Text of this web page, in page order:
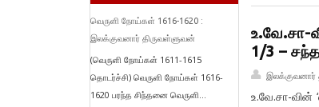
உ.வே.சா-
1/3 –
இலக்குவனார்
உ.வே.சா-வின்
வெருளி நோய்கள் 1616-1620 :
இலக்குவனார் திருவள்ளுவன்
(வெருளி நோய்கள் 1611-1615
தொடர்ச்சி) வெருளி நோய்கள் 1616-
1620 பரந்த சிந்தனை வெருளி...